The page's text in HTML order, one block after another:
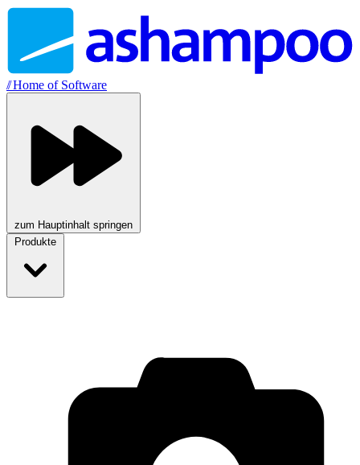
//Home of Software
zum Hauptinhalt springen
Produkte